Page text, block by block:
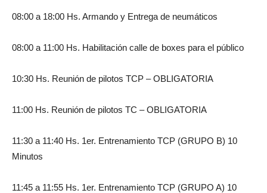
08:00 a 18:00 Hs. Armando y Entrega de neumáticos
08:00 a 11:00 Hs. Habilitación calle de boxes para el público
10:30 Hs. Reunión de pilotos TCP – OBLIGATORIA
11:00 Hs. Reunión de pilotos TC – OBLIGATORIA
11:30 a 11:40 Hs. 1er. Entrenamiento TCP (GRUPO B) 10
Minutos
11:45 a 11:55 Hs. 1er. Entrenamiento TCP (GRUPO A) 10